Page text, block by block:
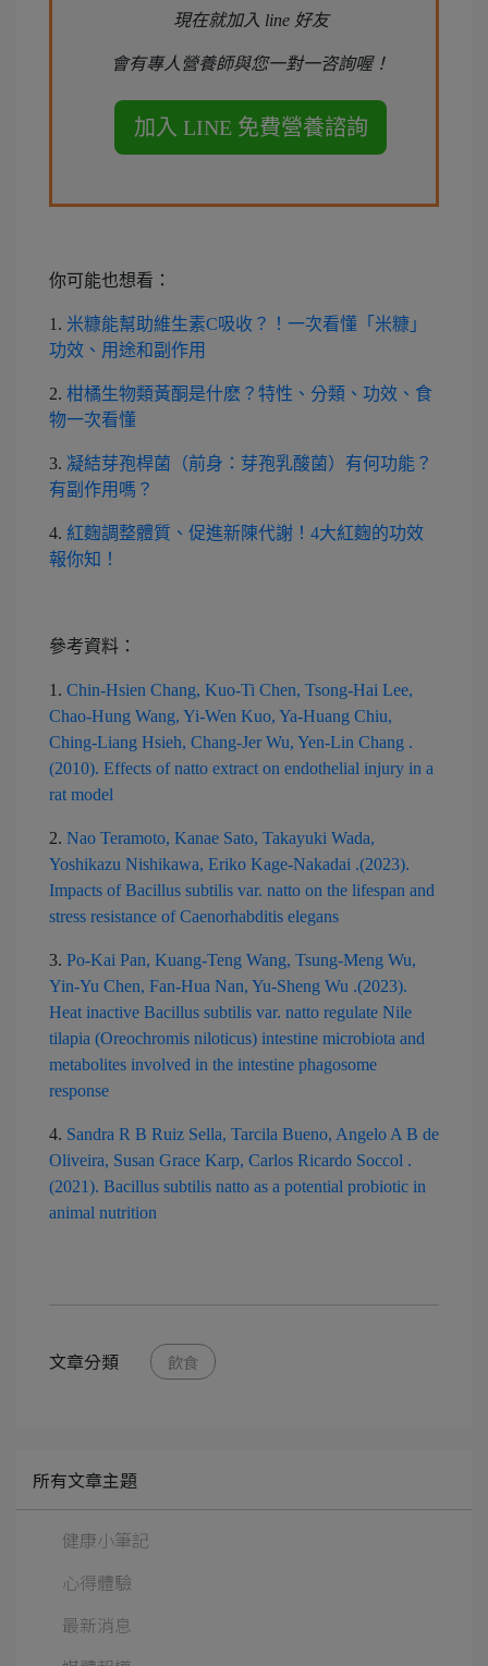
現在就加入 line 好友
會有專人營養師與您一對一咨詢喔！
你可能也想看：
1. 米糠能幫助維生素C吸收？！一次看懂「米糠」
功效、用途和副作用
2. 柑橘生物類黃酮是什麽？特性、分類、功效、食
物一次看懂
3. 凝結芽孢桿菌（前身：芽孢乳酸菌）有何功能？
有副作用嗎？
4. 紅麴調整體質、促進新陳代謝！4大紅麴的功效
報你知！
參考資料：
1. Chin-Hsien Chang, Kuo-Ti Chen, Tsong-Hai Lee,
Chao-Hung Wang, Yi-Wen Kuo, Ya-Huang Chiu,
Ching-Liang Hsieh, Chang-Jer Wu, Yen-Lin Chang .
(2010). Effects of natto extract on endothelial injury in a
rat model
2. Nao Teramoto, Kanae Sato, Takayuki Wada,
Yoshikazu Nishikawa, Eriko Kage-Nakadai .(2023).
Impacts of Bacillus subtilis var. natto on the lifespan and
stress resistance of Caenorhabditis elegans
3. Po-Kai Pan, Kuang-Teng Wang, Tsung-Meng Wu,
Yin-Yu Chen, Fan-Hua Nan, Yu-Sheng Wu .(2023).
Heat inactive Bacillus subtilis var. natto regulate Nile
tilapia (Oreochromis niloticus) intestine microbiota and
metabolites involved in the intestine phagosome
response
4. Sandra R B Ruiz Sella, Tarcila Bueno, Angelo A B de
Oliveira, Susan Grace Karp, Carlos Ricardo Soccol .
(2021). Bacillus subtilis natto as a potential probiotic in
animal nutrition
文章分類 飲食
所有文章主題
健康小筆記
心得體驗
最新消息